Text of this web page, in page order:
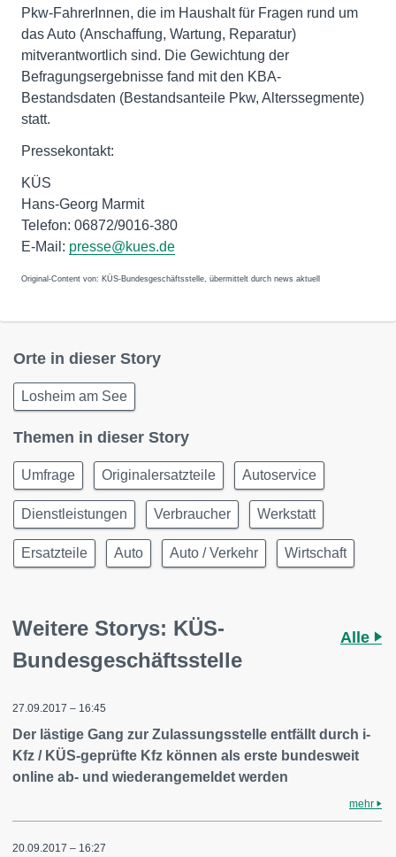
Pkw-FahrerInnen, die im Haushalt für Fragen rund um
das Auto (Anschaffung, Wartung, Reparatur)
mitverantwortlich sind. Die Gewichtung der
Befragungsergebnisse fand mit den KBA-
Bestandsdaten (Bestandsanteile Pkw, Alterssegmente)
statt.
Pressekontakt:
KÜS
Hans-Georg Marmit
Telefon: 06872/9016-380
E-Mail: presse@kues.de
Original-Content von: KÜS-Bundesgeschäftsstelle, übermittelt durch news aktuell
Orte in dieser Story
Losheim am See
Themen in dieser Story
Umfrage Originalersatzteile Autoservice
Dienstleistungen Verbraucher Werkstatt
Ersatzteile Auto Auto / Verkehr Wirtschaft
Weitere Storys: KÜS-
Bundesgeschäftsstelle
Alle
27.09.2017 – 16:45
Der lästige Gang zur Zulassungsstelle entfällt durch i-
Kfz / KÜS-geprüfte Kfz können als erste bundesweit
online ab- und wiederangemeldet werden
mehr
20.09.2017 – 16:27